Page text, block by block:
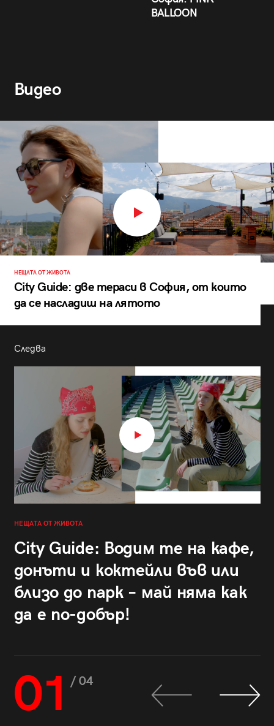
BALLOON
Видео
НЕЩАТА ОТ ЖИВОТА
City Guide: две тераси в София, от които
да се насладиш на лятото
Следва
НЕЩАТА ОТ ЖИВОТА
City Guide: Водим те на кафе,
донъти и коктейли във или
близо до парк – май няма как
да е по-добър!
01 / 04